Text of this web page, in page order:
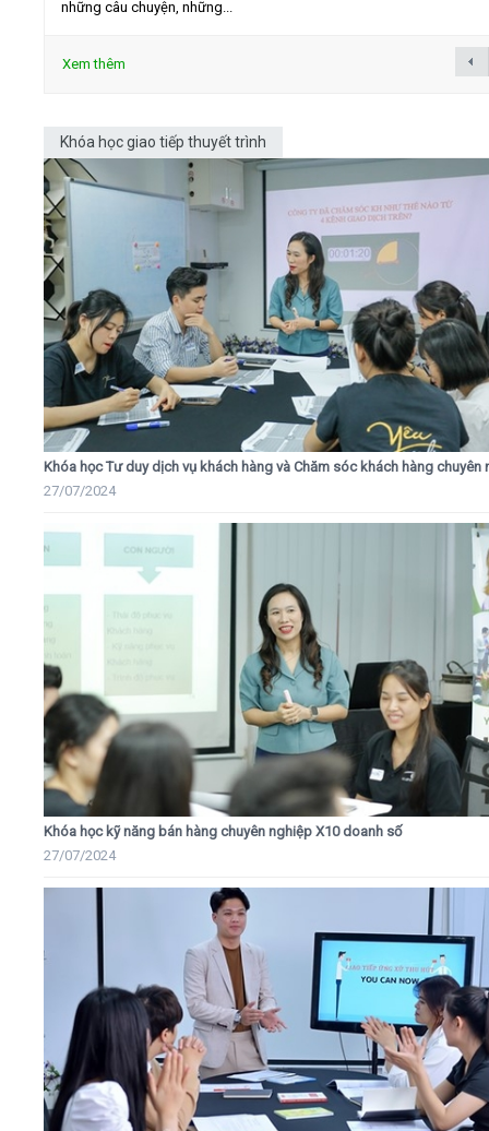
những câu chuyện, những...
Xem thêm
Khóa học giao tiếp thuyết trình
Khóa học Tư duy dịch vụ khách hàng và Chăm sóc khách hàng chuyên
27/07/2024
Khóa học kỹ năng bán hàng chuyên nghiệp X10 doanh số
27/07/2024